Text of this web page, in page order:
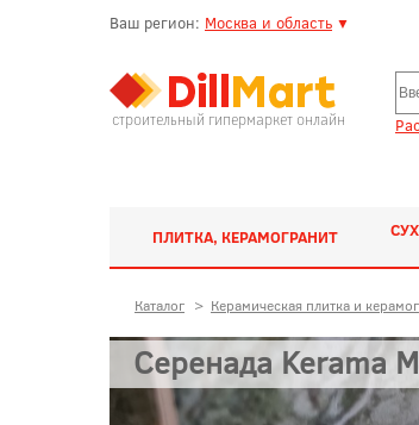
Ваш регион: Москва и область ▼
строительный гипермаркет онлайн
ПЛИТКА, КЕРАМОГРАНИТ
Каталог > Керамическая плитка и
Серенада Kerama